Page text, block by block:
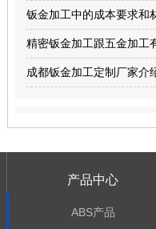
钣金加工中的成本要求和
精密钣金加工跟五金加工
成都钣金加工定制厂家介
产品中心
ABS产品